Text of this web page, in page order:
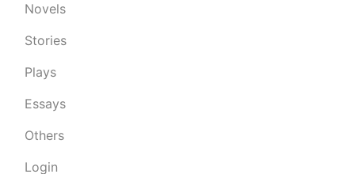
Novels
Stories
Plays
Essays
Others
Login